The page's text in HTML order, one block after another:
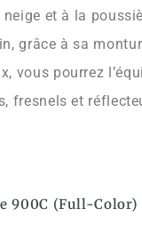
neige et à la
grâce à sa
vous pourrez
fresnels et
900C (Full-Color)